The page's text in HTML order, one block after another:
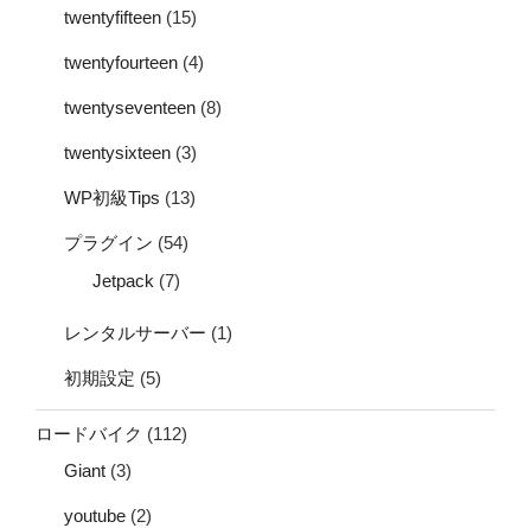
twentyfifteen (15)
twentyfourteen (4)
twentyseventeen (8)
twentysixteen (3)
WP初級Tips (13)
プラグイン (54)
Jetpack (7)
レンタルサーバー (1)
初期設定 (5)
ロードバイク (112)
Giant (3)
youtube (2)